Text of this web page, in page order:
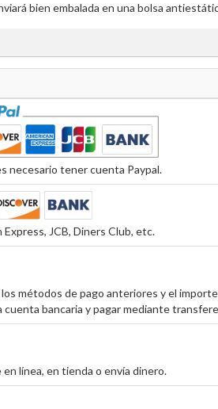
bien embalada en una bolsa
necesario tener cuenta Paypal.
JCB, Diners Club, etc.
métodos de pago anteriores y el
bancaria y pagar mediante
línea, en tienda o envía dinero.